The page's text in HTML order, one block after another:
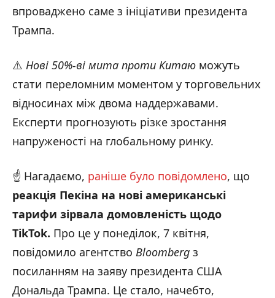
впроваджено саме з ініціативи президента
Трампа.
⚠️ Нові 50%-ві мита проти Китаю можуть
стати переломним моментом у торговельних
відносинах між двома наддержавами.
Експерти прогнозують різке зростання
напруженості на глобальному ринку.
☝️ Нагадаємо, раніше було повідомлено, що
реакція Пекіна на нові американські
тарифи зірвала домовленість щодо
TikTok. Про це у понеділок, 7 квітня,
повідомило агентство Bloomberg з
посиланням на заяву президента США
Дональда Трампа. Це стало, начебто,